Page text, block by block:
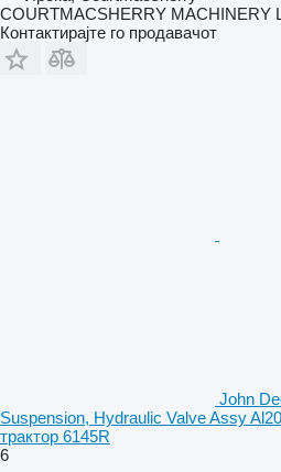
COURTMACSHERRY MACHINERY
Контактирајте го продавачот
John
Suspension, Hydraulic Valve Assy
трактор 6145R
6